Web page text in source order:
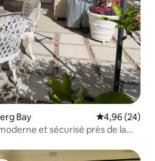
Bay Évaluation
4,96 (24)
et sécurisé près de la